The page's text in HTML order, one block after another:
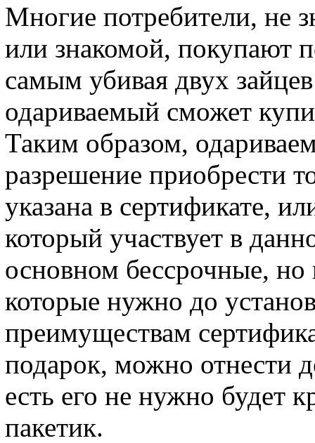
Многие потребители, не
или знакомой, покупают
самым убивая двух
одариваемый сможет
Таким образом,
разрешение приобрести
указана в сертификате,
который участвует в
основном бессрочные, но
которые нужно до
преимуществам
подарок, можно отнести
есть его не нужно будет
пакетик.